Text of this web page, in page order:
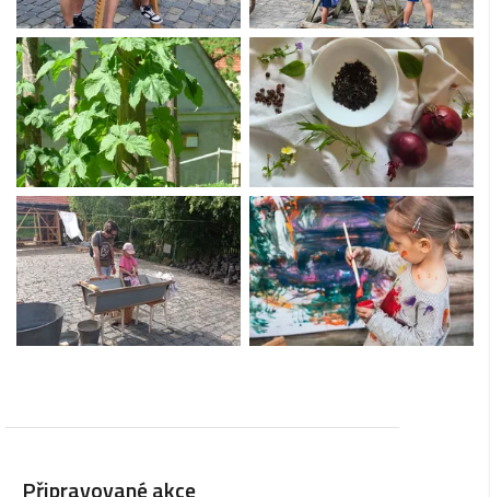
Připravované akce